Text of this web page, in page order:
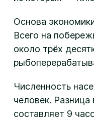
Основа
Всего на
около трёх
Численность
человек.
составляет 9